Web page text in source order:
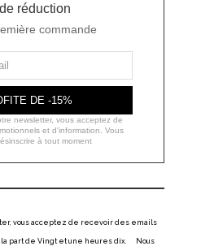
réduction
commande
DE -15%
newsletter, vous acceptez de
et d'information. Vous
à tout moment
vous acceptez de recevoir des emails
la part de Vingt et une heures dix. Nous